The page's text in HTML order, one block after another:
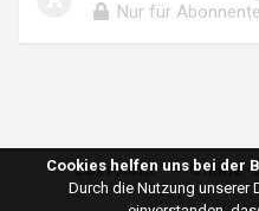
Nur für
Übersicht Online-
Cookies helfen uns bei der
Durch die Nutzung unserer